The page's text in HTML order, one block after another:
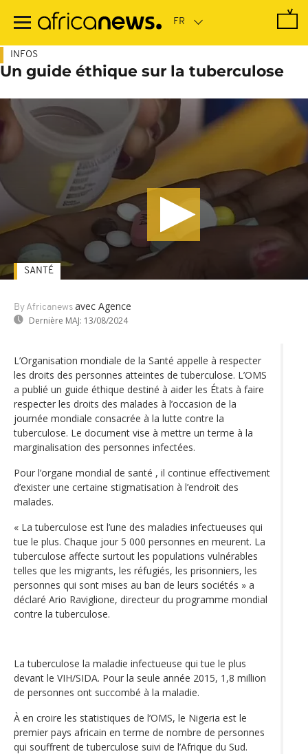
contenu
INFOS
Un guide éthique sur la tuberculose
By Africanews avec Agence
Dernière MAJ: 13/08/2024
SANTÉ
L’Organisation mondiale de la Santé appelle à respecter
les droits des personnes atteintes de tuberculose. L’OMS
a publié un guide éthique destiné à aider les États à faire
respecter les droits des malades à l’occasion de la
journée mondiale consacrée à la lutte contre la
tuberculose. Le document vise à mettre un terme à la
marginalisation des personnes infectées.
Pour l’organe mondial de santé , il continue effectivement
d’exister une certaine stigmatisation à l’endroit des
malades.
« La tuberculose est l’une des maladies infectueuses qui
tue le plus. Chaque jour 5 000 personnes en meurent. La
tuberculose affecte surtout les populations vulnérables
telles que les migrants, les réfugiés, les prisonniers, les
personnes qui sont mises au ban de leurs sociétés » a
déclaré Ario Raviglione, directeur du programme mondial
contre la tuberculose.
La tuberculose la maladie infectueuse qui tue le plus
devant le VIH/SIDA. Pour la seule année 2015, 1,8 million
de personnes ont succombé à la maladie.
À en croire les statistiques de l’OMS, le Nigeria est le
premier pays africain en terme de nombre de personnes
qui souffrent de tuberculose suivi de l’Afrique du Sud.